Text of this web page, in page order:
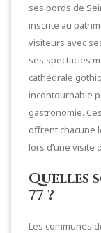
ses bords de
inscrite au
visiteurs avec
ses spectacles
cathédrale
incontournable
gastronomie.
offrent chacune
lors d’une visite
Quelles
77 ?
Les communes